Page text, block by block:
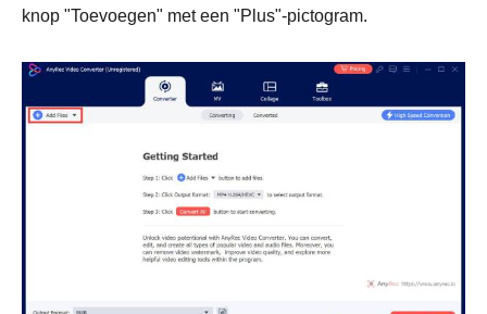
knop "Toevoegen" met een "Plus"-pictogram.